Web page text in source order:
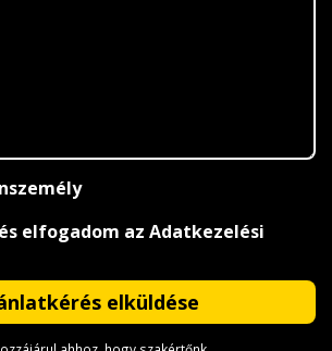
elfogadom az Adatkezelési